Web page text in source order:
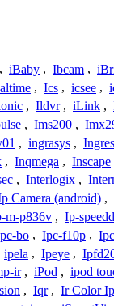
, iBaby , Ibcam ,
, Ics , icsee ,
, Ildvr , iLink ,
, Ims200 ,
, ingrasys ,
, Inqmega , Inscape
, Interlogix ,
Camera (android) ,
m-p836v , Ip-
bo , Ipc-f10p ,
ipela , Ipeye ,
ir , iPod , ipod
, Iqr , Ir Color